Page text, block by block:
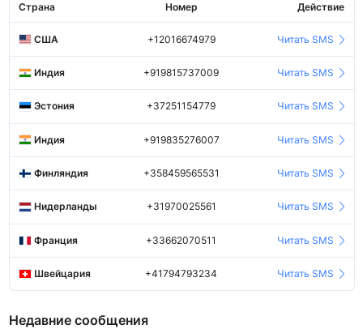
Страна Номер Действие
США +12016674979 Читать SMS
Индия +919815737009 Читать SMS
Эстония +37251154779 Читать SMS
Индия +919835276007 Читать SMS
Финляндия +358459565531 Читать SMS
Нидерланды +31970025561 Читать SMS
Франция +33662070511 Читать SMS
Швейцария +41794793234 Читать SMS
Недавние сообщения